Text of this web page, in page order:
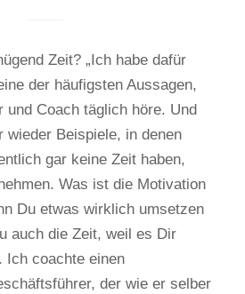
Zeit? „Ich habe dafür
der häufigsten Aussagen,
und Coach täglich höre. Und
wieder Beispiele, in denen
gar keine Zeit haben,
Was ist die Motivation
Du etwas wirklich umsetzen
auch die Zeit, weil es Dir
coachte einen
der wie er selber